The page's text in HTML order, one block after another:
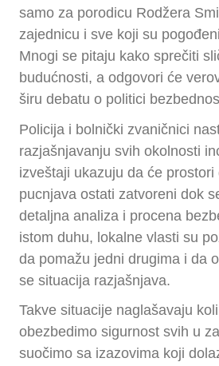
samo za porodicu Rodžera
zajednicu i sve koji su
Mnogi se pitaju kako sprečiti
budućnosti, a odgovori će
širu debatu o politici
Policija i bolnički zvaničnici
razjašnjavanju svih okolnosti
izveštaji ukazuju da će prostori
pucnjava ostati zatvoreni dok
detaljna analiza i procena
istom duhu, lokalne vlasti su
da pomažu jedni drugima i da
se situacija razjašnjava.
Takve situacije naglašavaju
obezbedimo sigurnost svih u
suočimo sa izazovima koji